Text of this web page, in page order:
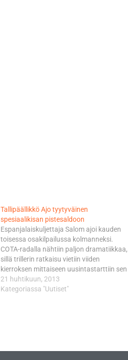
Tallipäällikkö Ajo tyytyväinen
spesiaalikisan pistesaldoon
Espanjalaiskuljettaja Salom ajoi kauden
toisessa osakilpailussa kolmanneksi.
COTA-radalla nähtiin paljon dramatiikkaa,
sillä trillerin ratkaisu vietiin viiden
kierroksen mittaiseen uusintastarttiin sen
jälkeen kun kilvanajo oli keskeytetty
punaisin lipuin hollantilaisen Jasper
21 huhtikuun, 2013
Kategoriassa "Uutiset"